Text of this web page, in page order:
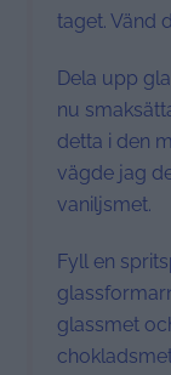
taget. Vänd
Dela upp
nu
detta i den
vägde jag
vaniljsmet.
Fyll en
glassmet